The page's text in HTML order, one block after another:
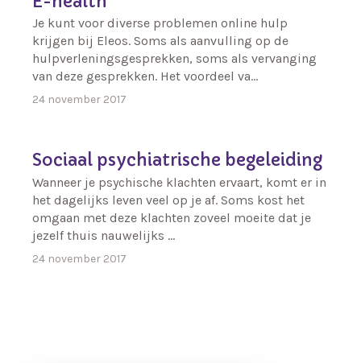
Je kunt voor diverse problemen online hulp
krijgen bij Eleos. Soms als aanvulling op de
hulpverleningsgesprekken, soms als vervanging
van deze gesprekken. Het voordeel va…
24 november 2017
Sociaal psychiatrische begeleiding
Wanneer je psychische klachten ervaart, komt er in
het dagelijks leven veel op je af. Soms kost het
omgaan met deze klachten zoveel moeite dat je
jezelf thuis nauwelijks …
24 november 2017